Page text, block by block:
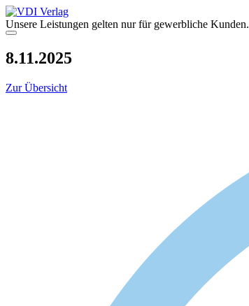
Zum
Inhalt
springen
Unsere Leistungen gelten nur für gewerbliche Kunden.
Menü
8.11.2025
Zur Übersicht